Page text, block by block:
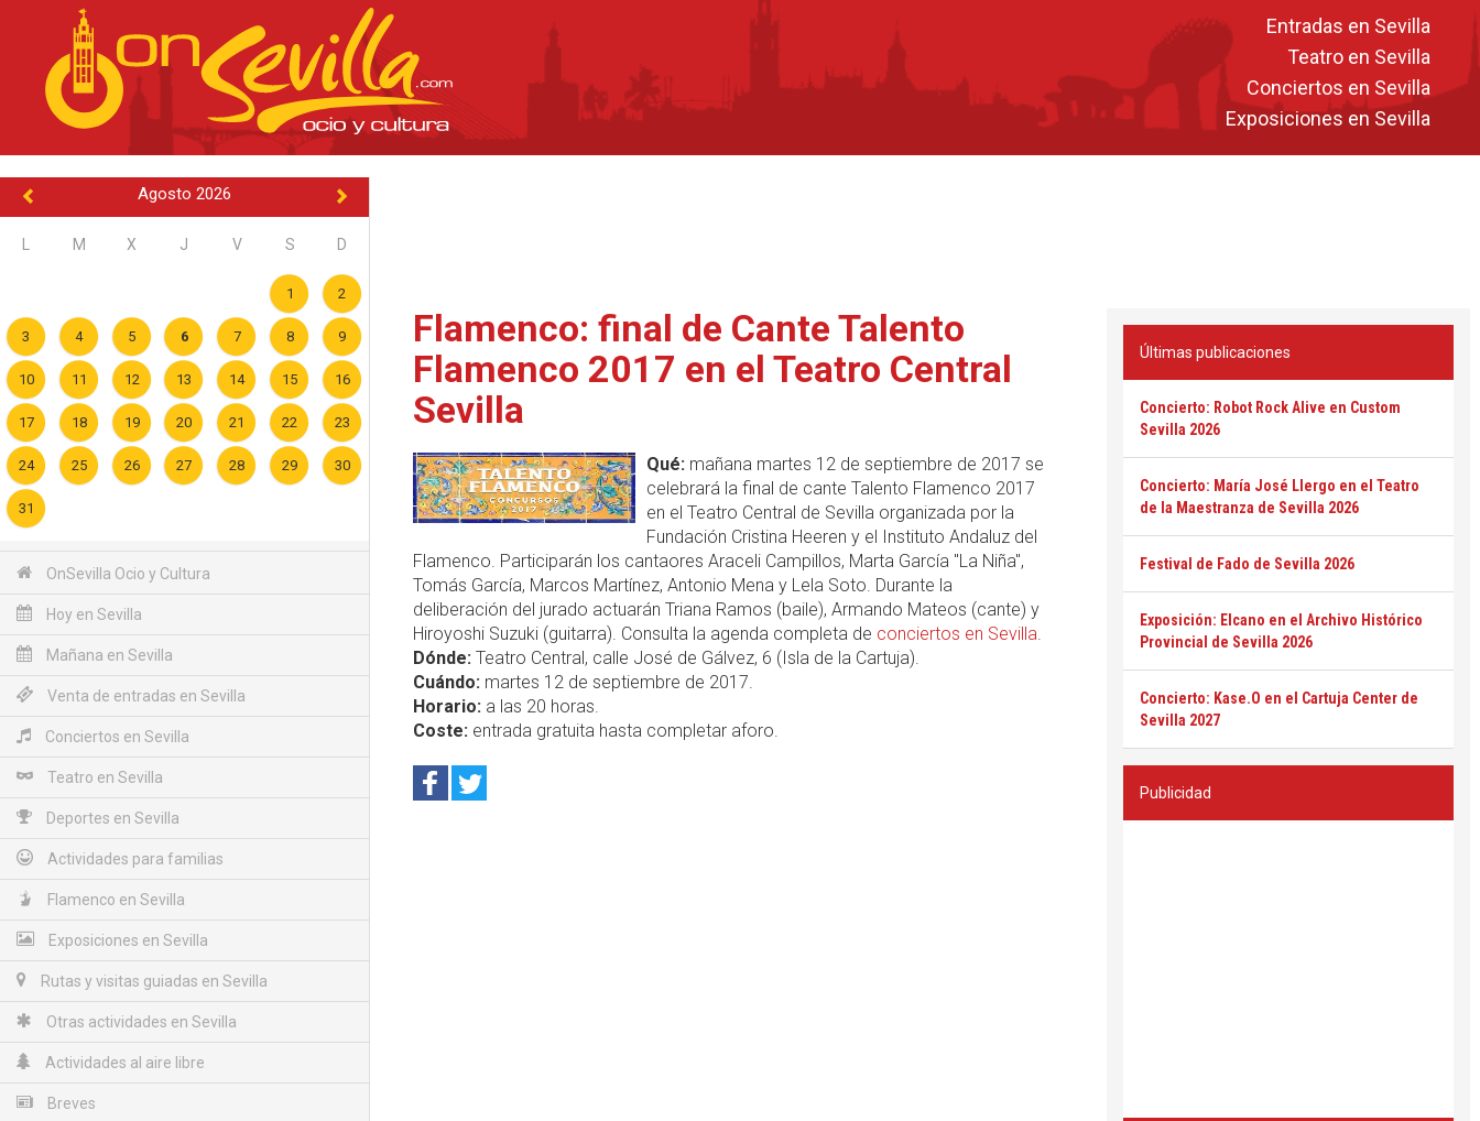
Entradas en Sevilla
Teatro en Sevilla
Conciertos en Sevilla
Exposiciones en Sevilla
Agosto 2026
M X J V S D
1 2
3 4 5 6 7 8 9
10 11 12 13 14 15 16
17 18 19 20 21 22 23
24 25 26 27 28 29 30
31
OnSevilla Ocio y Cultura
Hoy en Sevilla
Mañana en Sevilla
Venta de entradas en Sevilla
Conciertos en Sevilla
Teatro en Sevilla
Deportes en Sevilla
Actividades para familias
Flamenco en Sevilla
Exposiciones en Sevilla
Rutas y visitas guiadas en Sevilla
Otras actividades en Sevilla
Actividades al aire libre
Breves
Flamenco: final de Cante Talento
Flamenco 2017 en el Teatro Central
Sevilla
Qué:mañana martes 12 de septiembre de 2017 se
celebrará la final de cante Talento Flamenco 2017
en el Teatro Central de Sevilla organizada por la
Fundación Cristina Heeren y el Instituto Andaluz del
Flamenco. Participarán los cantaores Araceli Campillos, Marta García "La Niña",
Tomás García, Marcos Martínez, Antonio Mena y Lela Soto. Durante la
deliberación del jurado actuarán Triana Ramos (baile), Armando Mateos (cante) y
Hiroyoshi Suzuki (guitarra). Consulta la agenda completa de conciertos en Sevilla.
Dónde: Teatro Central, calle José de Gálvez, 6 (Isla de la Cartuja).
Cuándo: martes 12 de septiembre de 2017.
Horario: a las 20 horas.
Coste: entrada gratuita hasta completar aforo.
Últimas publicaciones
Concierto: Robot Rock Alive en Custom
Sevilla 2026
Concierto: María José Llergo en el Teatro
de la Maestranza de Sevilla 2026
Festival de Fado de Sevilla 2026
Exposición: Elcano en el Archivo Histórico
Provincial de Sevilla 2026
Concierto: Kase.O en el Cartuja Center de
Sevilla 2027
Publicidad